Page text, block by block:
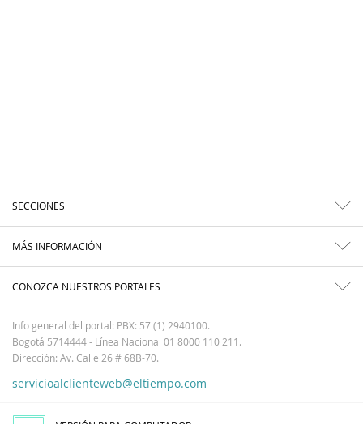
SECCIONES
MÁS INFORMACIÓN
CONOZCA NUESTROS PORTALES
Info general del portal: PBX: 57 (1) 2940100.
Bogotá 5714444 - Línea Nacional 01 8000 110 211.
Dirección: Av. Calle 26 # 68B-70.
servicioalclienteweb@eltiempo.com